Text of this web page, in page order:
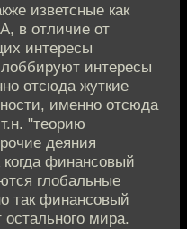
изветсные как
в отличие от
интересы
интересы
отсюда жуткие
именно отсюда
"теорию
деяния
финансовый
глобальные
так финансовый
остального мира.